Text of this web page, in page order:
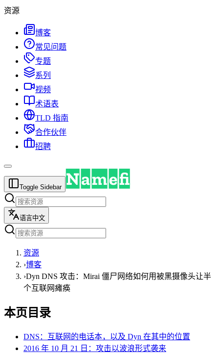
资源
博客
常见问题
专题
系列
视频
术语表
TLD 指南
合作伙伴
招聘
Toggle Sidebar
语言中文
资源
›博客
›Dyn DNS 攻击：Mirai 僵尸网络如何用被黑摄像头让半
个互联网瘫痪
本页目录
DNS：互联网的电话本，以及 Dyn 在其中的位置
2016 年 10 月 21 日：攻击以波浪形式袭来